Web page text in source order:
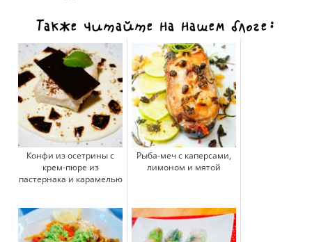
Также читайте на нашем блоге:
Конфи из осетрины с
крем-пюре из
пастернака и карамелью
Рыба-меч с каперсами,
лимоном и мятой